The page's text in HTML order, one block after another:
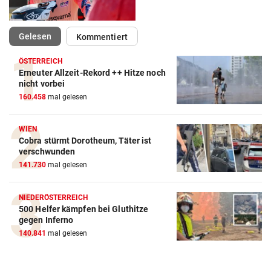
Gelesen(ausgewählt)Kommentiert
ÖSTERREICH
Erneuter Allzeit-Rekord ++ Hitze noch
nicht vorbei
160.458 mal gelesen
WIEN
Cobra stürmt Dorotheum, Täter ist
verschwunden
141.730 mal gelesen
NIEDERÖSTERREICH
500 Helfer kämpfen bei Gluthitze
gegen Inferno
140.841 mal gelesen